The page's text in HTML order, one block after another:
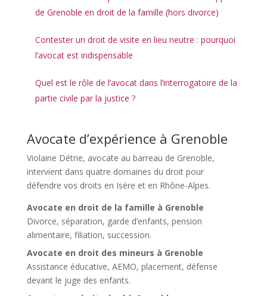
de Grenoble en droit de la famille (hors divorce)
Contester un droit de visite en lieu neutre : pourquoi
l’avocat est indispensable
Quel est le rôle de l’avocat dans l’interrogatoire de la
partie civile par la justice ?
Avocate d’expérience à Grenoble
Violaine Détrie, avocate au barreau de Grenoble,
intervient dans quatre domaines du droit pour
défendre vos droits en Isère et en Rhône-Alpes.
Avocate en droit de la famille à Grenoble
Divorce, séparation, garde d’enfants, pension
alimentaire, filiation, succession.
Avocate en droit des mineurs à Grenoble
Assistance éducative, AEMO, placement, défense
devant le juge des enfants.